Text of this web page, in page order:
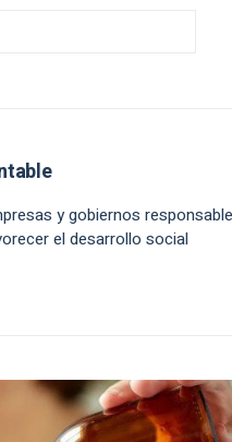
y gobiernos
el desarrollo social